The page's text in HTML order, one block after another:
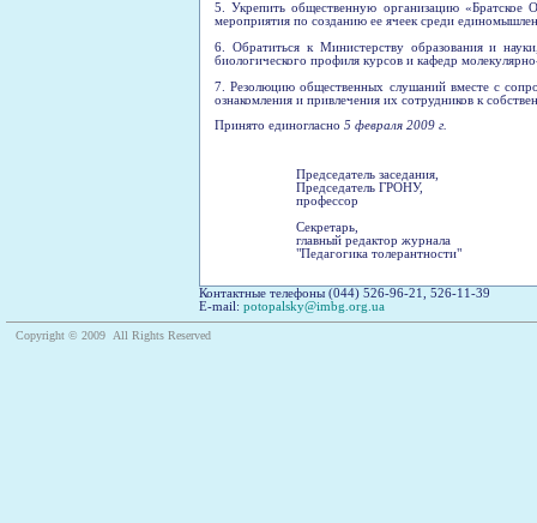
5. Укрепить общественную организацию
мероприятия по созданию ее ячеек среди
6. Обратиться к Министерству образования и
биологического профиля курсов и кафедр
7. Резолюцию общественных слушаний вместе с
ознакомления и привлечения их сотрудников к
Принято единогласно 5 февраля 2009 г.
Председатель заседания,
Председатель ГРОНУ,
профессор
Секретарь,
главный редактор журнала
"Педагогика толерантности"
Контактные телефоны (044) 526-96-21, 526-11-39
Е-mail: potopalsky@imbg.org.ua
Copyright © 2009 All Rights Reserved